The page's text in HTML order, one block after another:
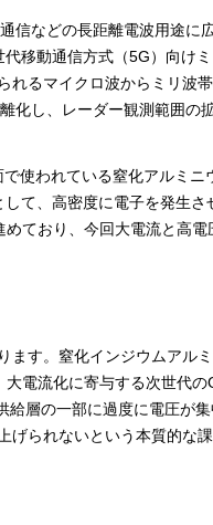
信などの長距離電波用途に
移動通信方式（5G）向け
れるマイクロ波からミリ波
化し、レーダー観測範囲の
使われている窒化アルミニ
て、高密度に電子を発生さ
ており、今回大電流と高電
ます。窒化インジウムアル
電流化に寄与する次世代の
層の一部に過度に電圧が集
げられないという本質的な